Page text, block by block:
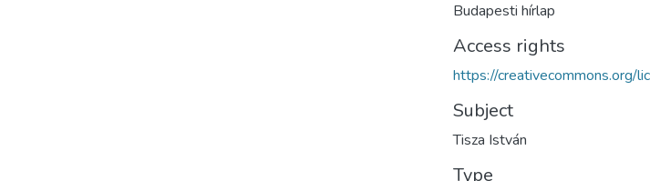
Budapesti hírlap
Access rights
https://creativecommons.org/
Subject
Tisza István
Type